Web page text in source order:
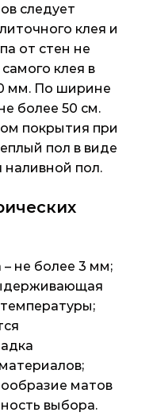
следует
клея и
от стен не
клея в
мм. По ширине
более 50 см.
покрытия при
пол в виде
наливной пол.
не более 3 мм;
матов
выбора.